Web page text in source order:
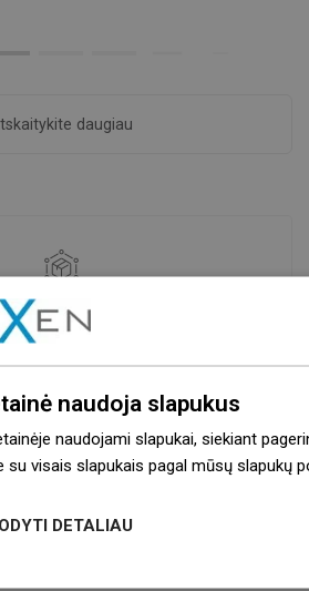
daugiau
prieinamumas
jūsų laukia moderniame
pasirengusi išsiųsti!
naudoja slapukus
naudojami slapukai, siekiant
su visais slapukais pagal mūsų slapukų
DETALIAU